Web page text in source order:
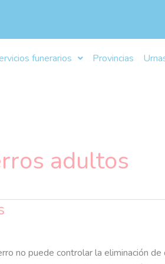
funerarios Provincias
adultos
no puede controlar la eliminación